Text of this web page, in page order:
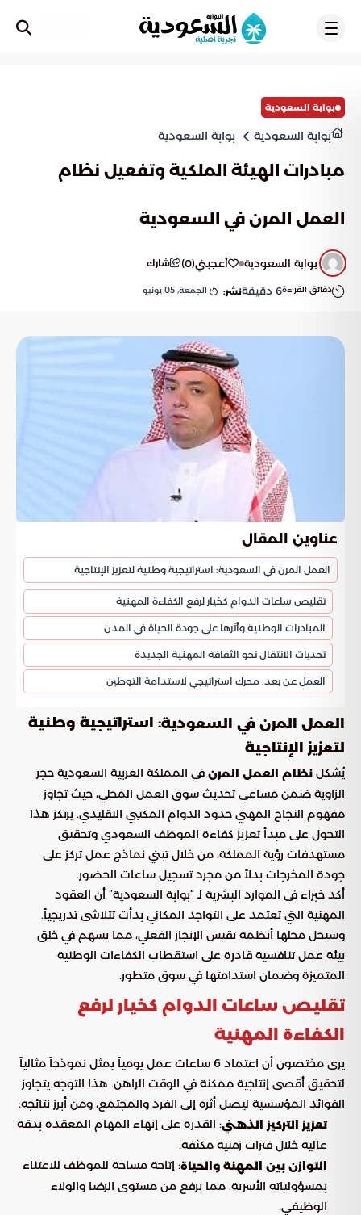
بوابة السعودية
بوابة السعودية بوابة السعودية
مبادرات الهيئة الملكية وتفعيل نظام
العمل المرن في السعودية
بوابة السعودية أعجبني(
0
) شارك
دقائق القراءة6 دقيقةنشر: الجمعة, 05 يونيو
عناوين المقال
العمل المرن في السعودية: استراتيجية وطنية لتعزيز الإنتاجية
تقليص ساعات الدوام كخيار لرفع الكفاءة المهنية
المبادرات الوطنية وأثرها على جودة الحياة في المدن
تحديات الانتقال نحو الثقافة المهنية الجديدة
العمل عن بعد: محرك استراتيجي لاستدامة التوطين
العمل المرن في السعودية: استراتيجية وطنية
لتعزيز الإنتاجية
يُشكل نظام العمل المرن في المملكة العربية السعودية حجر
الزاوية ضمن مساعي تحديث سوق العمل المحلي، حيث تجاوز
مفهوم النجاح المهني حدود الدوام المكتبي التقليدي. يرتكز هذا
التحول على مبدأ تعزيز كفاءة الموظف السعودي وتحقيق
مستهدفات رؤية المملكة، من خلال تبني نماذج عمل تركز على
جودة المخرجات بدلاً من مجرد تسجيل ساعات الحضور.
أكد خبراء في الموارد البشرية لـ “بوابة السعودية” أن العقود
المهنية التي تعتمد على التواجد المكاني بدأت تتلاشى تدريجياً.
وسيحل محلها أنظمة تقيس الإنجاز الفعلي، مما يسهم في خلق
بيئة عمل تنافسية قادرة على استقطاب الكفاءات الوطنية
المتميزة وضمان استدامتها في سوق متطور.
تقليص ساعات الدوام كخيار لرفع
الكفاءة المهنية
يرى مختصون أن اعتماد 6 ساعات عمل يومياً يمثل نموذجاً مثالياً
لتحقيق أقصى إنتاجية ممكنة في الوقت الراهن. هذا التوجه يتجاوز
الفوائد المؤسسية ليصل أثره إلى الفرد والمجتمع، ومن أبرز نتائجه:
تعزيز التركيز الذهني: القدرة على إنهاء المهام المعقدة بدقة
عالية خلال فترات زمنية مكثفة.
التوازن بين المهنة والحياة: إتاحة مساحة للموظف للاعتناء
بمسؤولياته الأسرية، مما يرفع من مستوى الرضا والولاء
الوظيفي.